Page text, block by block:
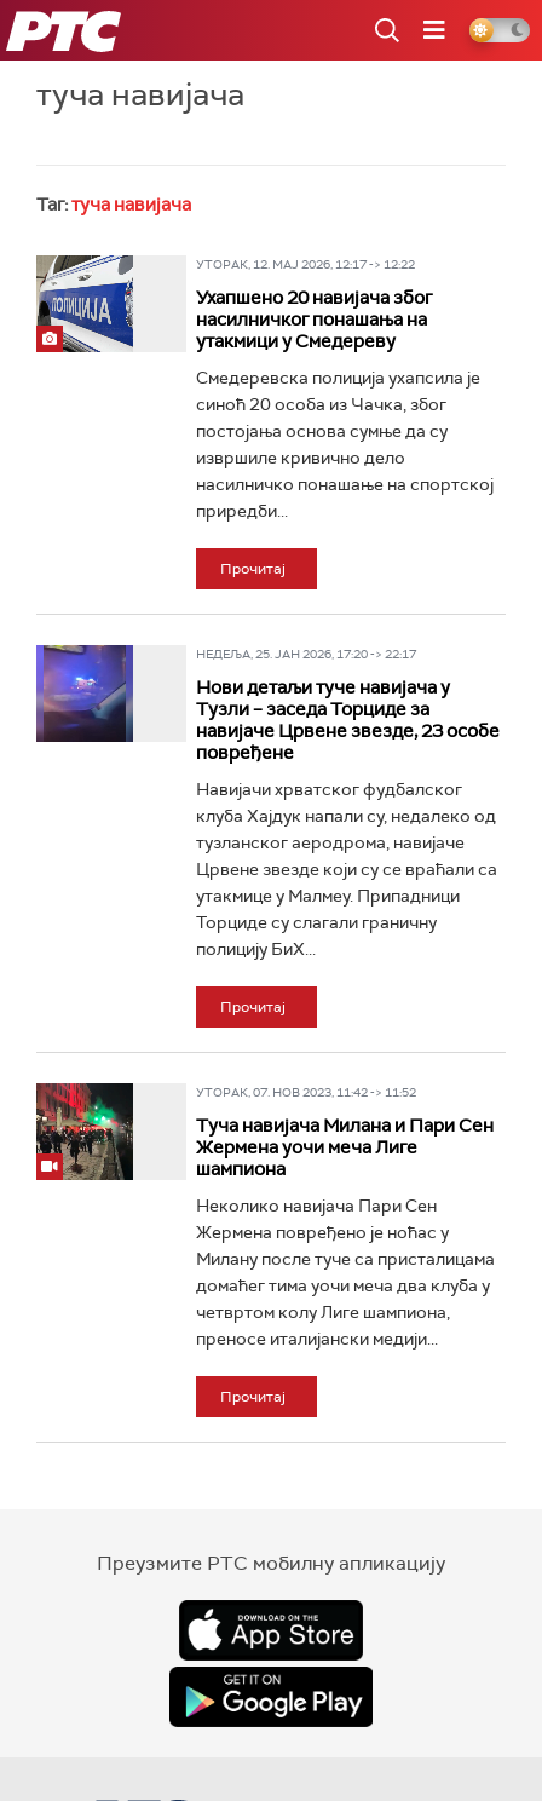
РТС
туча навијача
Таг:туча навијача
УТОРАК, 12. МАЈ 2026, 12:17 -> 12:22
Ухапшено 20 навијача због
насилничког понашања на
утакмици у Смедереву
Смедеревска полиција ухапсила је
синоћ 20 особа из Чачка, због
постојања основа сумње да су
извршиле кривично дело
насилничко понашање на спортској
приредби...
Прочитај
НЕДЕЉА, 25. ЈАН 2026, 17:20 -> 22:17
Нови детаљи туче навијача у
Тузли – заседа Торциде за
навијаче Црвене звезде, 23 особе
повређене
Навијачи хрватског фудбалског
клуба Хајдук напали су, недалеко од
тузланског аеродрома, навијаче
Црвене звезде који су се враћали са
утакмице у Малмеу. Припадници
Торциде су слагали граничну
полицију БиХ...
Прочитај
УТОРАК, 07. НОВ 2023, 11:42 -> 11:52
Туча навијача Милана и Пари Сен
Жермена уочи меча Лиге
шампиона
Неколико навијача Пари Сен
Жермена повређено је ноћас у
Милану после туче са присталицама
домаћег тима уочи меча два клуба у
четвртом колу Лиге шампиона,
преносе италијански медији...
Прочитај
Преузмите РТС мобилну апликацију